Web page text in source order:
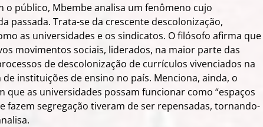
o público, Mbembe analisa um fenômeno cujo
passada. Trata-se da crescente descolonização,
as universidades e os sindicatos. O filósofo afirma que
movimentos sociais, liderados, na maior parte das
de descolonização de currículos vivenciados na
instituições de ensino no país. Menciona, ainda, o
as universidades possam funcionar como “espaços
fazem segregação tiveram de ser repensadas, tornando-